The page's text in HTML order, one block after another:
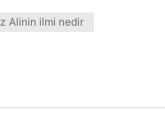
Alinin ilmi nedir